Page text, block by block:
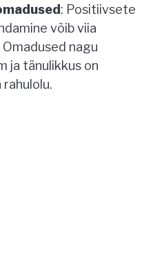
: Positiivsete
võib viia
nagu
ja tänulikkus on